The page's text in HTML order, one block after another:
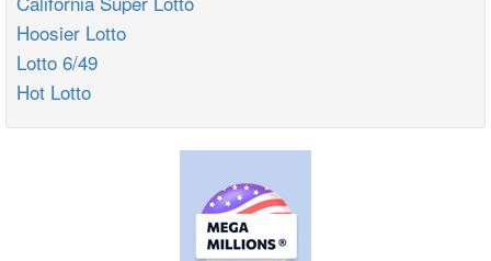
Hoosier Lotto
Lotto 6/49
Hot Lotto